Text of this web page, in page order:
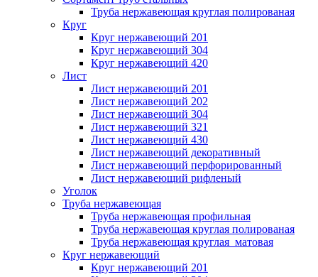
Труба нержавеющая круглая полированая
Круг
Круг нержавеющий 201
Круг нержавеющий 304
Круг нержавеющий 420
Лист
Лист нержавеющий 201
Лист нержавеющий 202
Лист нержавеющий 304
Лист нержавеющий 321
Лист нержавеющий 430
Лист нержавеющий декоративный
Лист нержавеющий перфорированный
Лист нержавеющий рифленый
Уголок
Труба нержавеющая
Труба нержавеющая профильная
Труба нержавеющая круглая полированая
Труба нержавеющая круглая матовая
Круг нержавеющий
Круг нержавеющий 201